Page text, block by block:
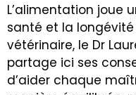
L’alimentation joue
santé et la
vétérinaire, le Dr
partage ici ses
d’aider chaque